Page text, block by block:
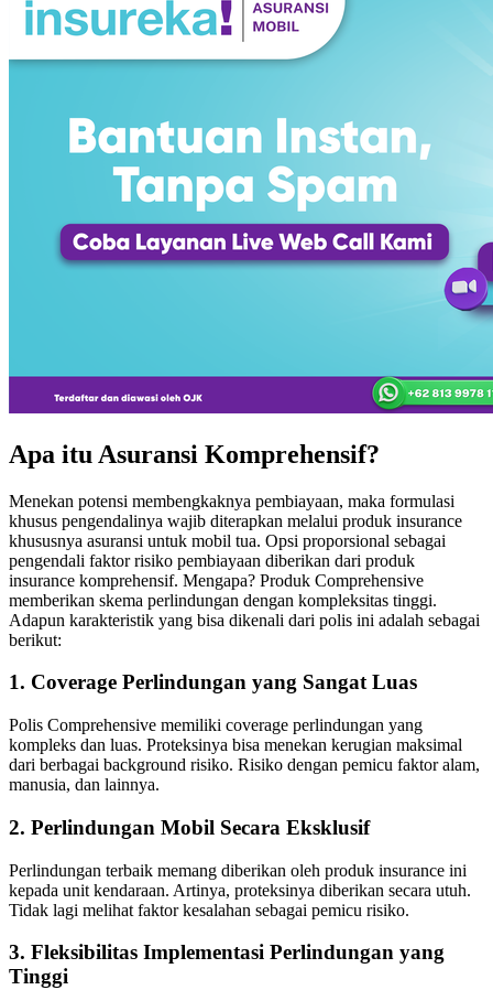
Apa itu Asuransi Komprehensif?
Menekan potensi membengkaknya pembiayaan, maka formulasi
khusus pengendalinya wajib diterapkan melalui produk insurance
khususnya asuransi untuk mobil tua. Opsi proporsional sebagai
pengendali faktor risiko pembiayaan diberikan dari produk
insurance komprehensif. Mengapa? Produk Comprehensive
memberikan skema perlindungan dengan kompleksitas tinggi.
Adapun karakteristik yang bisa dikenali dari polis ini adalah sebagai
berikut:
1. Coverage Perlindungan yang Sangat Luas
Polis Comprehensive memiliki coverage perlindungan yang
kompleks dan luas. Proteksinya bisa menekan kerugian maksimal
dari berbagai background risiko. Risiko dengan pemicu faktor alam,
manusia, dan lainnya.
2. Perlindungan Mobil Secara Eksklusif
Perlindungan terbaik memang diberikan oleh produk insurance ini
kepada unit kendaraan. Artinya, proteksinya diberikan secara utuh.
Tidak lagi melihat faktor kesalahan sebagai pemicu risiko.
3. Fleksibilitas Implementasi Perlindungan yang
Tinggi